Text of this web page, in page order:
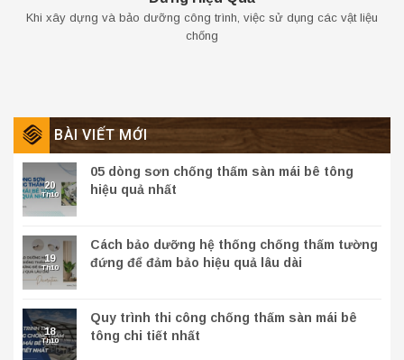
Khi xây dựng và bảo dưỡng công trình, việc sử dụng các vật liệu
chống
BÀI VIẾT MỚI
20
Th10
05 dòng sơn chống thấm sàn mái bê tông
hiệu quả nhất
19
Th10
Cách bảo dưỡng hệ thống chống thấm tường
đứng để đảm bảo hiệu quả lâu dài
18
Th10
Quy trình thi công chống thấm sàn mái bê
tông chi tiết nhất